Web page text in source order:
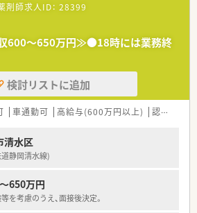
剤師求人ID： 28399
収600～650万円≫●18時には業務終
検討リストに追加
車通勤可 高給与(600万円以上) 認定薬剤師取得支援あり
清水区
静岡清水線)
650万円
を考慮のうえ、面接後決定。